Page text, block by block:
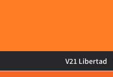
V21 Libertad